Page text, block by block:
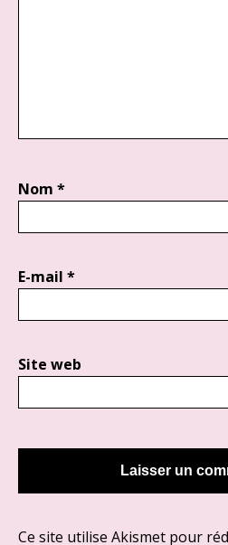
Nom *
E-mail *
Site web
Ce site utilise Akismet pour